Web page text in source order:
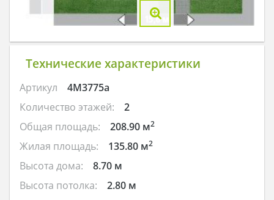
Технические характеристики
Артикул
4M3775a
Количество этажей:
2
Общая площадь:
208.90 м2
Жилая площадь: 135.80 м2
Высота дома:
8.70 м
Высота потолка:
2.80 м